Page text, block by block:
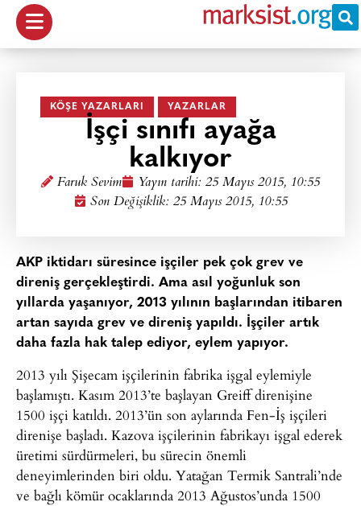
KÖŞE YAZARLARI YAZARLAR
İşçi sınıfı ayağa
kalkıyor
Faruk Sevim Yayın tarihi: 25 Mayıs 2015, 10:55
Son Değişiklik: 25 Mayıs 2015, 10:55
AKP iktidarı süresince işçiler pek çok grev ve
direniş gerçekleştirdi. Ama asıl yoğunluk son
yıllarda yaşanıyor, 2013 yılının başlarından itibaren
artan sayıda grev ve direniş yapıldı. İşçiler artık
daha fazla hak talep ediyor, eylem yapıyor.
2013 yılı Şişecam işçilerinin fabrika işgal eylemiyle
başlamıştı. Kasım 2013’te başlayan Greiff direnişine
1500 işçi katıldı. 2013’ün son aylarında Fen-İş işçileri
direnişe başladı. Kazova işçilerinin fabrikayı işgal ederek
üretimi sürdürmeleri, bu sürecin önemli
deneyimlerinden biri oldu. Yatağan Termik Santrali’nde
ve bağlı kömür ocaklarında 2013 Ağustos’unda 1500